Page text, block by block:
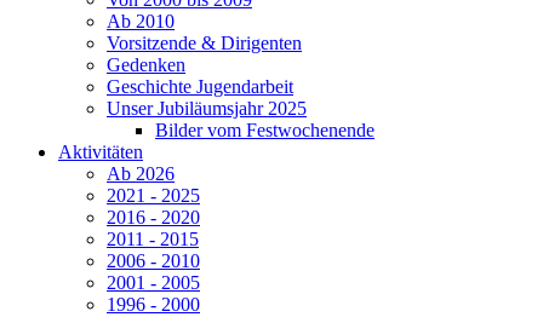
Ab 2010
Vorsitzende & Dirigenten
Gedenken
Geschichte Jugendarbeit
Unser Jubiläumsjahr 2025
Bilder vom Festwochenende
Aktivitäten
Ab 2026
2021 - 2025
2016 - 2020
2011 - 2015
2006 - 2010
2001 - 2005
1996 - 2000